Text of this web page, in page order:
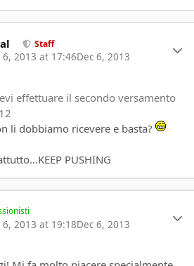
Staff
2013 at 17:46Dec 6, 2013
effettuare il secondo versamento
li dobbiamo ricevere e basta?
PUSHING
2013 at 19:18Dec 6, 2013